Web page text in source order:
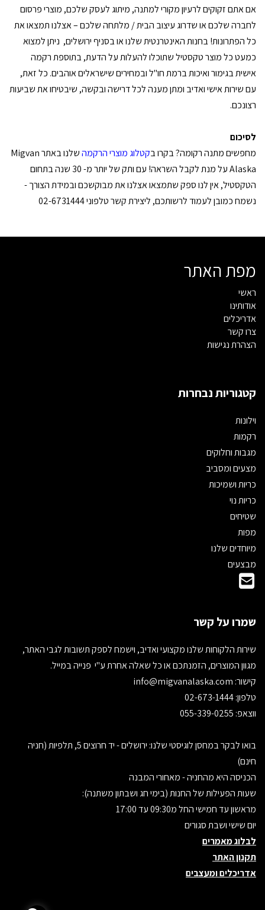
אם אתם זקוקים לרעיון מקורי למתנה, מיתוג לעסק שלכם, מוצרי פרסום
לחברה שלכם או שדרוג עיצוב הבית / מלתחה שלכם – אצלנו תמצאו את
כל הפתרונות! בחנות האינטרנטית שלנו או בסניף ירושלים, ניתן למצוא
כמעט כל מוצר טקסטיל שתוכלו להעלות על הדעת, בתוספת רקמה
אישית בגימור ואיכות ברמת חו"ל ובמחירים שישראלים אוהבים. כל זאת,
עם שירות אישי ואדיב ומתן מענה לכל דרישה ובקשה, שיבטיחו את שביעות
רצונכם.
לסיכום
מחפשים מתנה רקומה? בקרו בקטלוג מוצרי הרקמה
שלנו באתר Migvan
Alaska על מנת לקבל השראה! עם ותק של יותר מ- 30 שנה בתחום
הטקסטיל, אין לנו ספק שתמצאו אצלנו את מבוקשכם ובמידת הצורך -
נשמח כמובן לעמוד לרשותכם, ליצירת קשר טלפוני 02-6731444
מפת האתר
ראשי
אודותינו
אדריכלים
צרו קשר
הצהרת נגישות
קטגוריות נבחרות
וילונות
רקמות
מגבות וחלוקים
מצעים ומסביב
כריות ושמיכות
כריות נוי
שטיחים
מפות
מיוחדים שלנו
מבצעים
שמרו על קשר
שירות הלקוחות שלנו מקצועי ואדיב, וישמח לספק תשובות לגבי האתר,
מגוון המוצרים, הזמנתכם או כל שאלה אחרת ע"י פנייה במייל.
קישור:
טלפון: 02-673-1444
ווצאפ: 055-339-0255
בואו לבקר במחסן לוגיסטי שלנו: ירושלים - יד חרוצים 5, תלפיות (חניה
חינם)
הכניסה היא מהחניה - מאחורי המבנה
שעות הפעילות של החנות (בימי חג ושבתון משתנה):
מראשון עד חמישי החל מ09:30 עד 17:00
יום שישי ושבת סגורים
לבלוג מאמרים
תקנון האתר
אדריכלים ומעצבים